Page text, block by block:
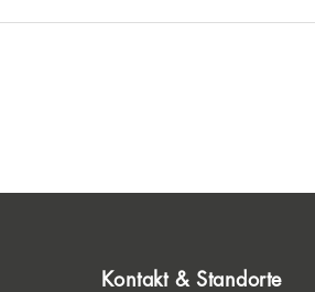
Kontakt & Standorte